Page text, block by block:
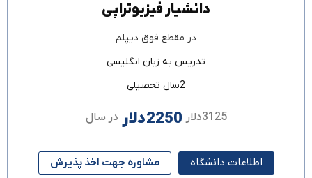
دانشیار فیزیوتراپی
در مقطع فوق دیپلم
تدریس به زبان انگلیسی
2سال تحصیلی
3125دلار 2250دلار در سال
اطلاعات دانشگاه مشاوره جهت اخذ پذیرش